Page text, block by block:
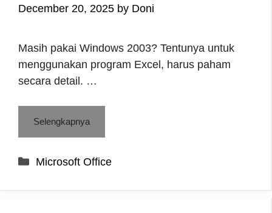
December 20, 2025 by Doni
Masih pakai Windows 2003? Tentunya untuk
menggunakan program Excel, harus paham
secara detail. …
Selengkapnya
Categories
Microsoft Office